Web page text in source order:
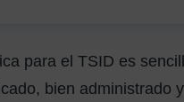
para el TSID es
bien administrado